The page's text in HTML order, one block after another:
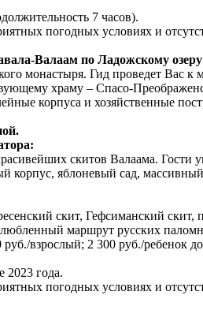
7 часов).
погодных условиях и
Валаам по Ладожскому озеру
монастыря. Гид проведет Вас
храму – Спасо-
корпуса и хозяйственные
скитов Валаама. Гости
корпус, яблоневый сад,
скит, Гефсиманский скит,
маршрут русских
взрослый; 2 300 руб./ребенок
2023 года.
погодных условиях и